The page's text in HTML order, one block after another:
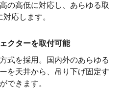
の高低に対応し、あらゆる取
応します。
クターを取付可能
式を採用。国内外のあらゆる
を天井から、吊り下げ固定す
できます。